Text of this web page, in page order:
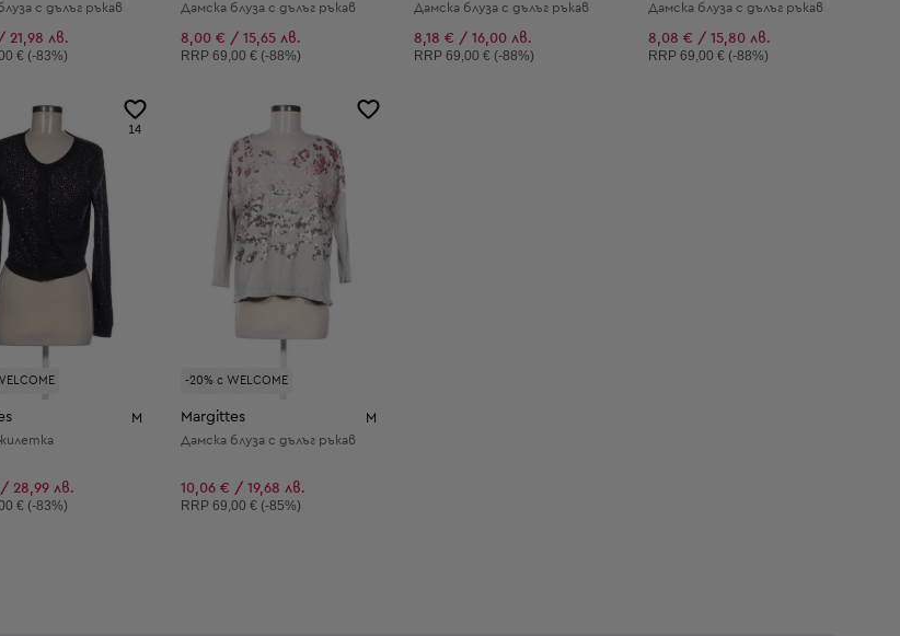
с дълъг ръкав
21,98 лв.
цена:
€ (-83%)
Дамска блуза с дълъг ръкав
8,00 € / 15,65 лв.
Препоръчителна цена:
RRP 69,00 € (-88%)
Дамска блуза с дълъг ръкав
8,18 € / 16,00 лв.
Препоръчителна цена:
RRP69,00 € (-88%)
Дамска блуза с дълъг ръкав
8,08 € / 15,80 лв.
Препоръчителна цена:
RRP 69,00 € (-88%)
14
M
28,99 лв.
цена:
€ (-83%)
-20% с WELCOME
Margittes M
Дамска блуза с дълъг ръкав
10,06 € / 19,68 лв.
Препоръчителна цена:
RRP 69,00 € (-85%)